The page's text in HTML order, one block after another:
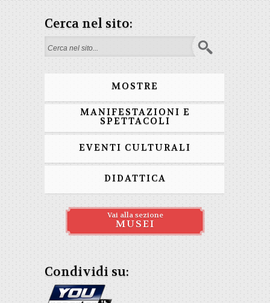
Cerca nel sito:
Form di ricerca
MOSTRE
MANIFESTAZIONI E
SPETTACOLI
EVENTI CULTURALI
DIDATTICA
Vai alla sezione
MUSEI
Condividi su: